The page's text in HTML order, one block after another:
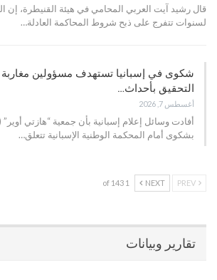
قال رشيد آيت العربي المحامي في هيئة القنيطرة، إن
لسنوات تتفرج على ذبح شروط المحاكمة العادلة…
شكوى في إسبانيا تستهدف مسؤولين مغاربة
التحقيق بأحداث…
أغسطس 7, 2026
بشكوى أمام المحكمة الوطنية الإسبانية تتعلق…
NEXT
1 of 143
تقارير وبيانات